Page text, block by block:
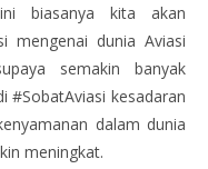
biasanya kita akan
mengenai dunia Aviasi
semakin banyak
#SobatAviasi kesadaran
dalam dunia
meningkat.